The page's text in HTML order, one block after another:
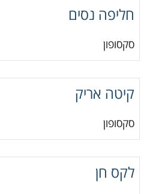
חליפה נסים
סקסופון
קיטה אריק
סקסופון
לקס חן